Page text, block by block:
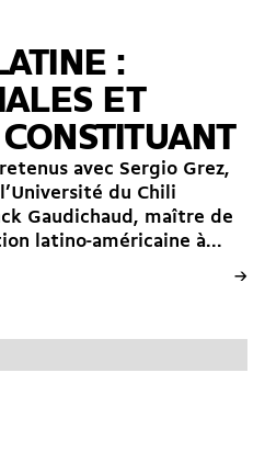
:
ET
avec Sergio Grez,
du Chili
Gaudichaud, maître de
latino-américaine à...
→